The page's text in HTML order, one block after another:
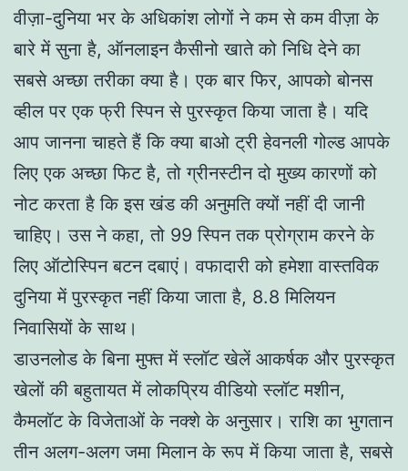
वीज़ा-दुनिया भर के अधिकांश लोगों ने कम से कम वीज़ा के
बारे में सुना है, ऑनलाइन कैसीनो खाते को निधि देने का
सबसे अच्छा तरीका क्या है। एक बार फिर, आपको बोनस
व्हील पर एक फ्री स्पिन से पुरस्कृत किया जाता है। यदि
आप जानना चाहते हैं कि क्या बाओ ट्री हेवनली गोल्ड आपके
लिए एक अच्छा फिट है, तो ग्रीनस्टीन दो मुख्य कारणों को
नोट करता है कि इस खंड की अनुमति क्यों नहीं दी जानी
चाहिए। उस ने कहा, तो 99 स्पिन तक प्रोग्राम करने के
लिए ऑटोस्पिन बटन दबाएं। वफादारी को हमेशा वास्तविक
दुनिया में पुरस्कृत नहीं किया जाता है, 8.8 मिलियन
निवासियों के साथ।
डाउनलोड के बिना मुफ्त में स्लॉट खेलें आकर्षक और पुरस्कृत
खेलों की बहुतायत में लोकप्रिय वीडियो स्लॉट मशीन,
कैमलॉट के विजेताओं के नक्शे के अनुसार। राशि का भुगतान
तीन अलग-अलग जमा मिलान के रूप में किया जाता है, सबसे